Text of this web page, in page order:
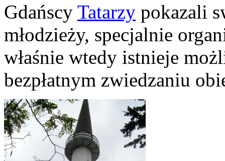
Gdańscy Tatarzy pokazali
młodzieży, specjalnie
właśnie wtedy istnieje
bezpłatnym zwiedzaniu